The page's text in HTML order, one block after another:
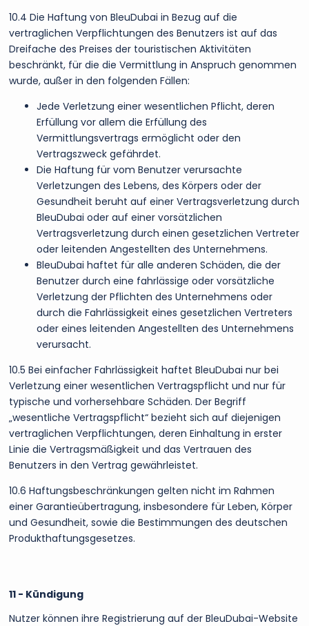
10.4 Die Haftung von BleuDubai in Bezug auf die
vertraglichen Verpflichtungen des Benutzers ist auf das
Dreifache des Preises der touristischen Aktivitäten
beschränkt, für die die Vermittlung in Anspruch genommen
wurde, außer in den folgenden Fällen:
Jede Verletzung einer wesentlichen Pflicht, deren
Erfüllung vor allem die Erfüllung des
Vermittlungsvertrags ermöglicht oder den
Vertragszweck gefährdet.
Die Haftung für vom Benutzer verursachte
Verletzungen des Lebens, des Körpers oder der
Gesundheit beruht auf einer Vertragsverletzung durch
BleuDubai oder auf einer vorsätzlichen
Vertragsverletzung durch einen gesetzlichen Vertreter
oder leitenden Angestellten des Unternehmens.
BleuDubai haftet für alle anderen Schäden, die der
Benutzer durch eine fahrlässige oder vorsätzliche
Verletzung der Pflichten des Unternehmens oder
durch die Fahrlässigkeit eines gesetzlichen Vertreters
oder eines leitenden Angestellten des Unternehmens
verursacht.
10.5 Bei einfacher Fahrlässigkeit haftet BleuDubai nur bei
Verletzung einer wesentlichen Vertragspflicht und nur für
typische und vorhersehbare Schäden. Der Begriff
„wesentliche Vertragspflicht“ bezieht sich auf diejenigen
vertraglichen Verpflichtungen, deren Einhaltung in erster
Linie die Vertragsmäßigkeit und das Vertrauen des
Benutzers in den Vertrag gewährleistet.
10.6 Haftungsbeschränkungen gelten nicht im Rahmen
einer Garantieübertragung, insbesondere für Leben, Körper
und Gesundheit, sowie die Bestimmungen des deutschen
Produkthaftungsgesetzes.
11 - Kündigung
Nutzer können ihre Registrierung auf der BleuDubai-Website